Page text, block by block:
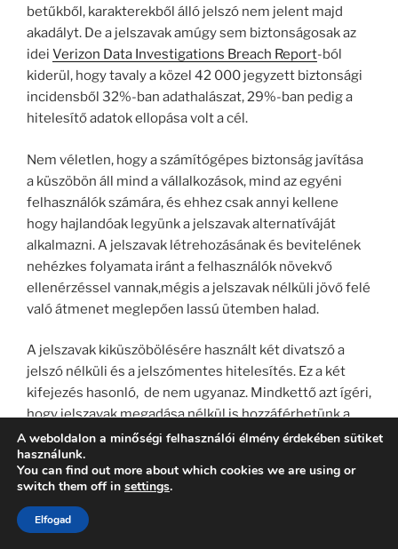
betűkből, karakterekből álló jelszó nem jelent majd
akadályt. De a jelszavak amúgy sem biztonságosak az
idei Verizon Data Investigations Breach Report-ból
kiderül, hogy tavaly a közel 42 000 jegyzett biztonsági
incidensből 32%-ban adathalászat, 29%-ban pedig a
hitelesítő adatok ellopása volt a cél.
Nem véletlen, hogy a számítógépes biztonság javítása
a küszöbön áll mind a vállalkozások, mind az egyéni
felhasználók számára, és ehhez csak annyi kellene
hogy hajlandóak legyünk a jelszavak alternatíváját
alkalmazni. A jelszavak létrehozásának és bevitelének
nehézkes folyamata iránt a felhasználók növekvő
ellenérzéssel vannak,mégis a jelszavak nélküli jövő felé
való átmenet meglepően lassú ütemben halad.
A jelszavak kiküszöbölésére használt két divatszó a
jelszó nélküli és a jelszómentes hitelesítés. Ez a két
kifejezés hasonló, de nem ugyanaz. Mindkettő azt ígéri,
hogy jelszavak megadása nélkül is hozzáférhetünk a
digitális tartalmakhoz. A legfontosabb különbség a
jelszóhasználat kiküszöbölésére szolgáló technológia.
Jelszó nélküli és jelszómentes
A weboldalon a minőségi felhasználói élmény érdekében sütiket
használunk.
You can find out more about which cookies we are using or
switch them off in settings.
Elfogad